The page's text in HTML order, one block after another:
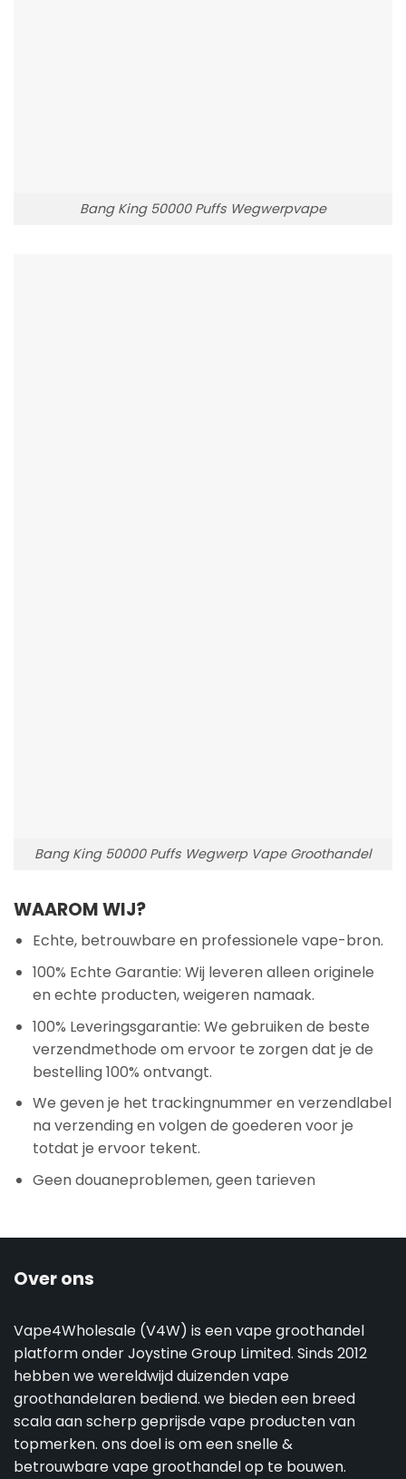
Bang King 50000 Puffs Wegwerpvape
Bang King 50000 Puffs Wegwerp Vape Groothandel
WAAROM WIJ?
Echte, betrouwbare en professionele vape-bron.
100% Echte Garantie: Wij leveren alleen originele
en echte producten, weigeren namaak.
100% Leveringsgarantie: We gebruiken de beste
verzendmethode om ervoor te zorgen dat je de
bestelling 100% ontvangt.
We geven je het trackingnummer en verzendlabel
na verzending en volgen de goederen voor je
totdat je ervoor tekent.
Geen douaneproblemen, geen tarieven
Over ons
Vape4Wholesale (V4W) is een vape groothandel
platform onder Joystine Group Limited. Sinds 2012
hebben we wereldwijd duizenden vape
groothandelaren bediend. we bieden een breed
scala aan scherp geprijsde vape producten van
topmerken. ons doel is om een snelle &
betrouwbare vape groothandel op te bouwen.